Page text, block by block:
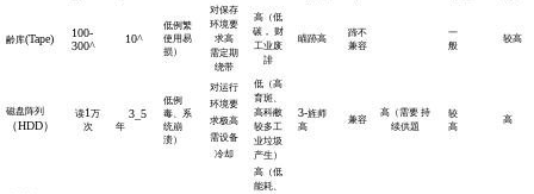
齢库(Tape)
100-
300^
10^
低例繁
使用易
损）
对保存
环境要
求高
需定期
绕带
高（低
碳， 财
工业废
誹
瞄跡高
蹄不
兼容
一
般
较高
磁盘阵列
（HDD）
读1 万
次
3_5
年
低例
毒、系
统崩
溃）
对运行
环境要
求极高
需设备
冷却
低（高
育斑、
高科敝
较多工
业垃圾
产生）
3-旌师
高
兼容
高（需要 持
续供題
较
高
高
高（低
能耗、